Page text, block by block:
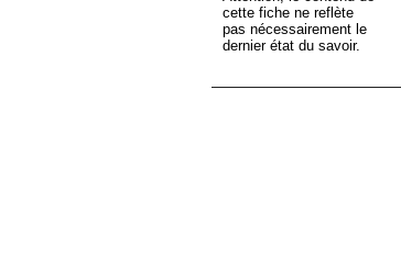
cette fiche ne reflète
pas nécessairement le
dernier état du savoir.